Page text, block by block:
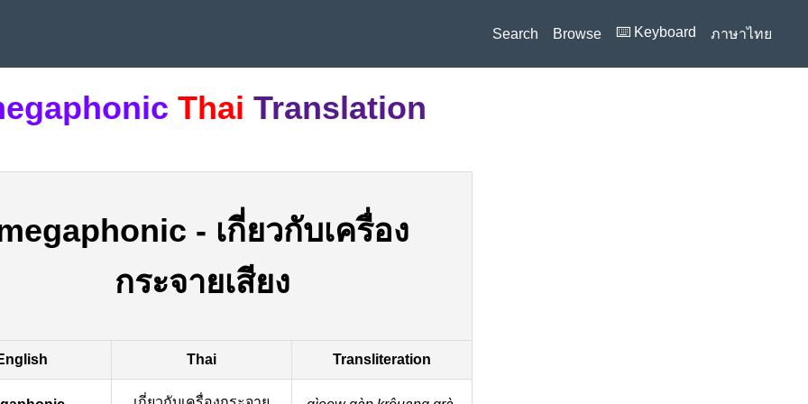
Search Browse ⌨️ Keyboard ภาษาไทย
Thai Translation
- เกี่ยวกับเครื่อง
กระจายเสียง
Thai Transliteration